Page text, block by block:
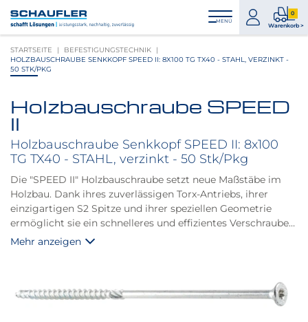
Inhalt
Hauptnavigation
Footernavigation
Logo
Schaufler
verlinkt
zur
MENÜ
zum
Konto
0
Warenkorb >
0
STARTSEITE
BEFESTIGUNGSTECHNIK
HOLZBAUSCHRAUBE SENKKOPF SPEED II: 8X100 TG TX40 - STAHL, VERZINKT -
50 STK/PKG
Produktbilder
überspringen
Holzbauschraube SPEED
II
Holzbauschraube Senkkopf SPEED II: 8x100
TG TX40 - STAHL, verzinkt - 50 Stk/Pkg
Die "SPEED II" Holzbauschraube setzt neue Maßstäbe im
Holzbau. Dank ihres zuverlässigen Torx-Antriebs, ihrer
einzigartigen S2 Spitze und ihrer speziellen Geometrie
ermöglicht sie ein schnelleres und effizientes Verschrauben,
während sie die Spaltwirkung des Holzes verringert.
Mehr anzeigen